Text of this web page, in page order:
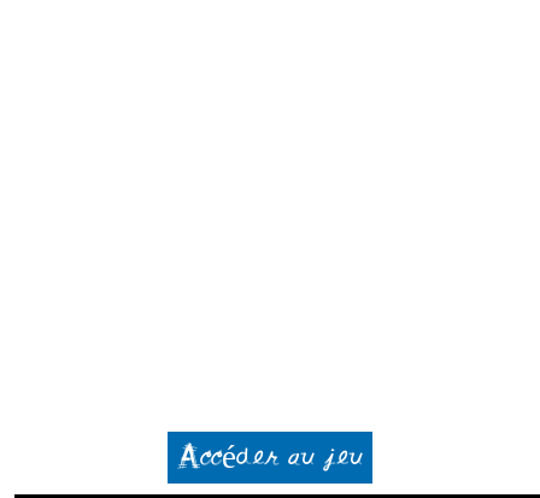
Accéder au jeu